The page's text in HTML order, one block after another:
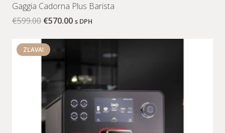
Gaggia Cadorna Plus Barista
€599.00 €570.00 s DPH
ZĽAVA!